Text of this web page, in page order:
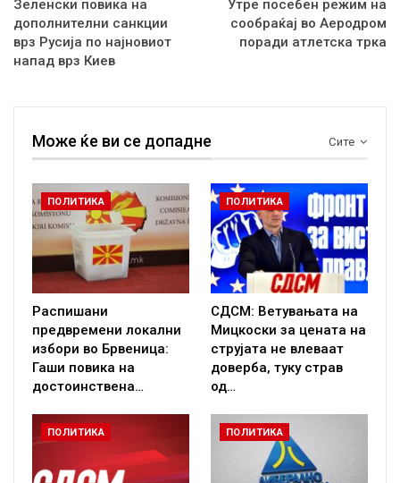
Зеленски повика на
дополнителни санкции
врз Русија по најновиот
напад врз Киев
Утре посебен режим на
сообраќај во Аеродром
поради атлетска трка
Сите
Може ќе ви се допадне
ПОЛИТИКА
Распишани
предвремени локални
избори во Брвеница:
Гаши повика на
достоинствена…
ПОЛИТИКА
СДСМ: Ветувањата на
Мицкоски за цената на
струјата не влеваат
доверба, туку страв
од…
ПОЛИТИКА ПОЛИТИКА